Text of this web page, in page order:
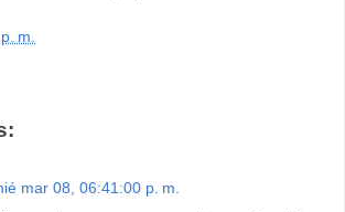
m.
mar 08, 06:41:00 p. m.